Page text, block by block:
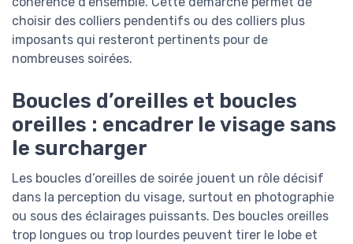
choisir des colliers pendentifs ou des colliers plus
imposants qui resteront pertinents pour de
nombreuses soirées.
Boucles d’oreilles et boucles
oreilles : encadrer le visage sans
le surcharger
Les boucles d’oreilles de soirée jouent un rôle décisif
dans la perception du visage, surtout en photographie
ou sous des éclairages puissants. Des boucles oreilles
trop longues ou trop lourdes peuvent tirer le lobe et